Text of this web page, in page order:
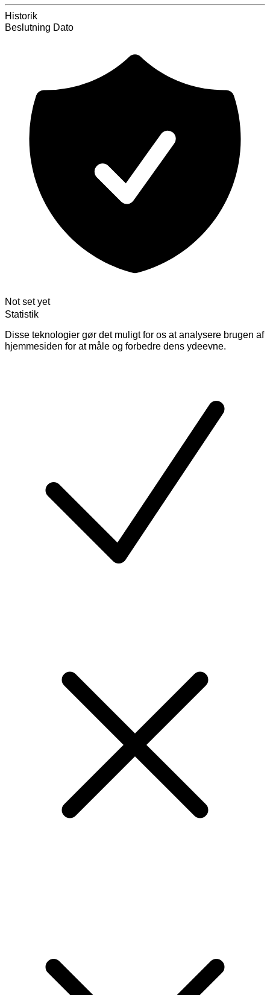
Historik
Beslutning Dato
Not set yet
Statistik
Disse teknologier gør det muligt for os at analysere brugen af
hjemmesiden for at måle og forbedre dens ydeevne.